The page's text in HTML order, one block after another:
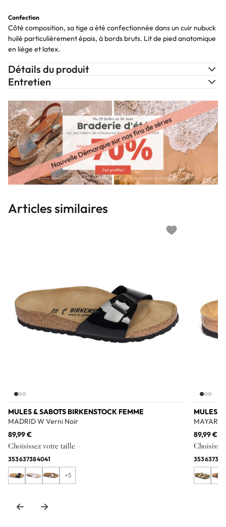
Confection
Côté composition, sa tige a été confectionnée dans un cuir nubuck
huilé particulièrement épais, à bords bruts. Lit de pied anatomique
en liège et latex.
Détails du produit
Entretien
Articles similaires
MULES & SABOTS BIRKENSTOCK FEMME
MADRID W Verni Noir
89,99 €
Choisissez votre taille
353637384041
+5
MULES &
MAYARI
89,99 €
35363738